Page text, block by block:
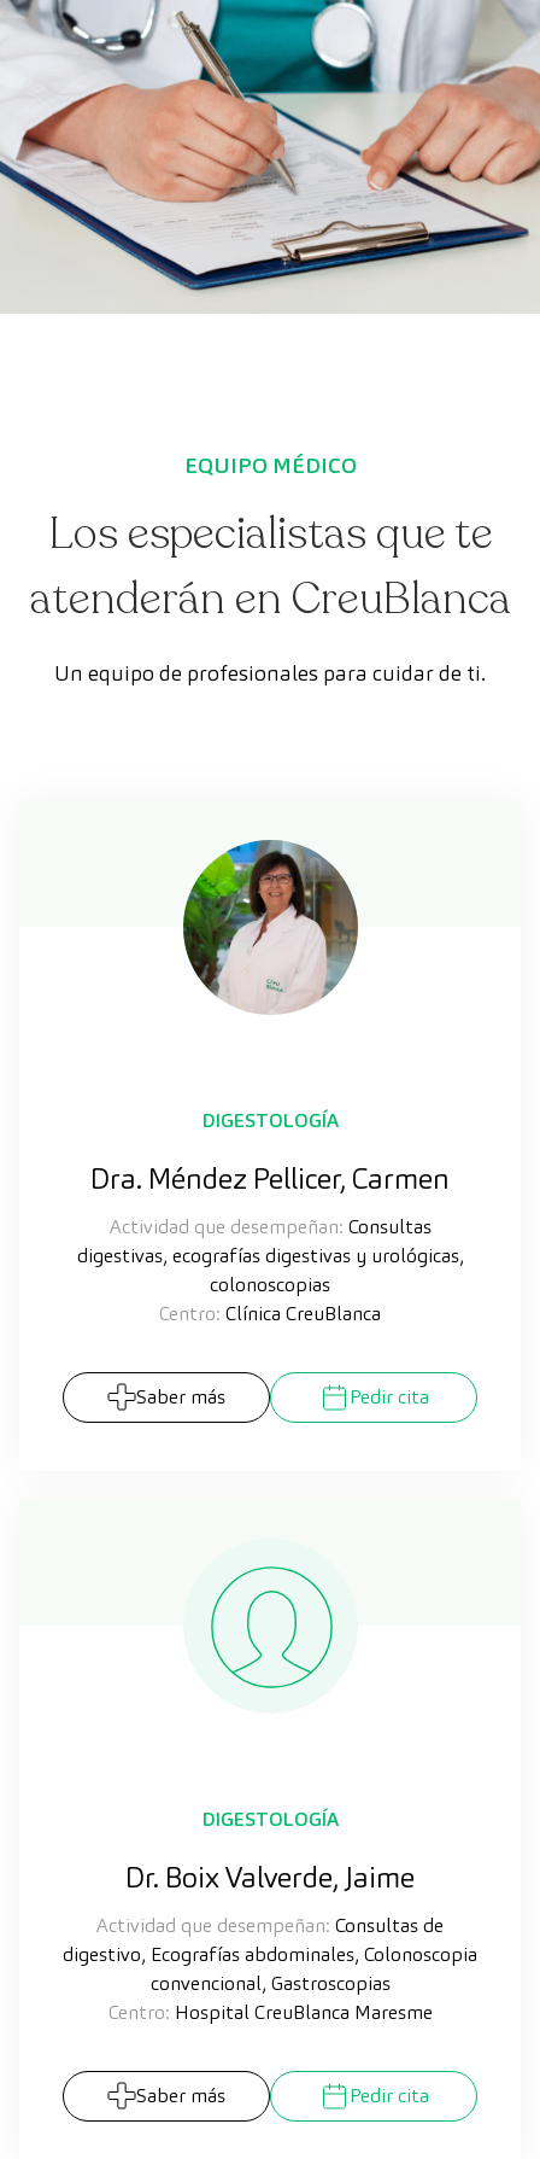
EQUIPO MÉDICO
Los especialistas que te
atenderán en CreuBlanca
Un equipo de profesionales para cuidar de ti.
DIGESTOLOGÍA
Dra. Méndez Pellicer, Carmen
Actividad que desempeñan: Consultas
digestivas, ecografías digestivas y urológicas,
colonoscopias
Centro: Clínica CreuBlanca
Saber más Pedir cita
DIGESTOLOGÍA
Dr. Boix Valverde, Jaime
Actividad que desempeñan: Consultas de
digestivo, Ecografías abdominales, Colonoscopia
convencional, Gastroscopias
Centro: Hospital CreuBlanca Maresme
Saber más Pedir cita